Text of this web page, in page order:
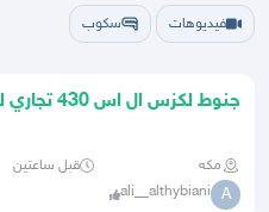
فيديوهات سكوب
جنوط لكزس ال اس 430 تجاري للبيع
مكه قبل ساعتين
A
ali__althybiani